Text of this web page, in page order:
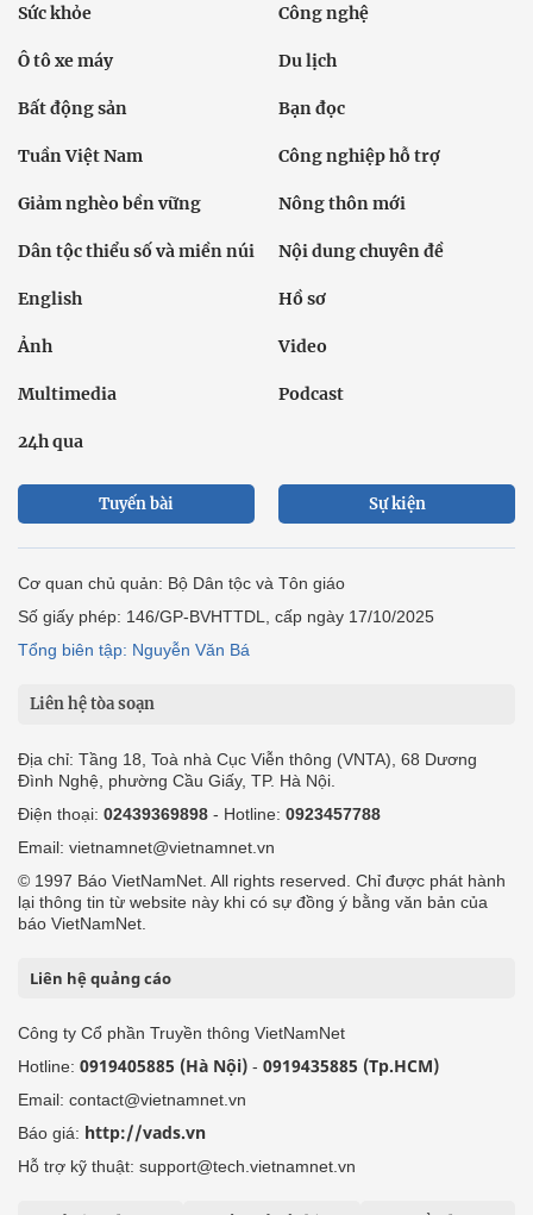
Sức khỏe Công nghệ
Ô tô xe máy Du lịch
Bất động sản Bạn đọc
Tuần Việt Nam Công nghiệp hỗ trợ
Giảm nghèo bền vững Nông thôn mới
Dân tộc thiểu số và miền núi Nội dung chuyên đề
English Hồ sơ
Ảnh Video
Multimedia Podcast
24h qua
Tuyến bài Sự kiện
Cơ quan chủ quản: Bộ Dân tộc và Tôn giáo
Số giấy phép: 146/GP-BVHTTDL, cấp ngày 17/10/2025
Tổng biên tập: Nguyễn Văn Bá
Liên hệ tòa soạn
Địa chỉ: Tầng 18, Toà nhà Cục Viễn thông (VNTA), 68 Dương
Đình Nghệ, phường Cầu Giấy, TP. Hà Nội.
Điện thoại: 02439369898 - Hotline: 0923457788
Email: vietnamnet@vietnamnet.vn
© 1997 Báo VietNamNet. All rights reserved. Chỉ được phát hành
lại thông tin từ website này khi có sự đồng ý bằng văn bản của
báo VietNamNet.
Liên hệ quảng cáo
Công ty Cổ phần Truyền thông VietNamNet
Hotline: 0919405885 (Hà Nội) - 0919435885 (Tp.HCM)
Email: contact@vietnamnet.vn
Báo giá: http://vads.vn
Hỗ trợ kỹ thuật: support@tech.vietnamnet.vn